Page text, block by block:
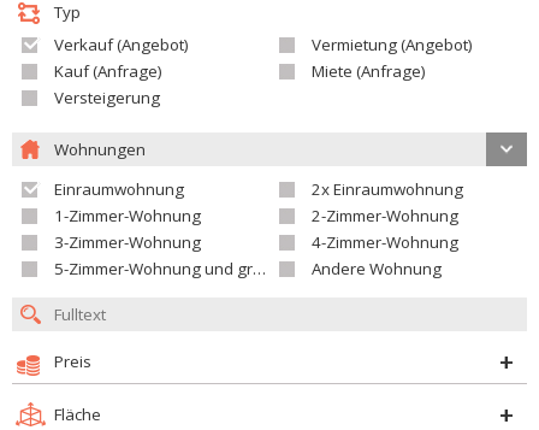
Typ
Verkauf (Angebot)
Vermietung (Angebot)
Kauf (Anfrage)
Miete (Anfrage)
Versteigerung
Wohnungen
Einraumwohnung
2x Einraumwohnung
1-Zimmer-Wohnung
2-Zimmer-Wohnung
3-Zimmer-Wohnung
4-Zimmer-Wohnung
5-Zimmer-Wohnung und größer
Andere Wohnung
Preis
Fläche